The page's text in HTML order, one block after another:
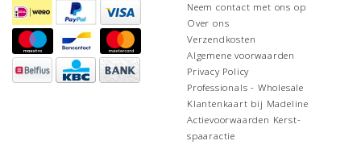
Neem contact met ons op
Over ons
Verzendkosten
Algemene voorwaarden
Privacy Policy
Professionals - Wholesale
Klantenkaart bij Madeline
Actievoorwaarden Kerst-
spaaractie